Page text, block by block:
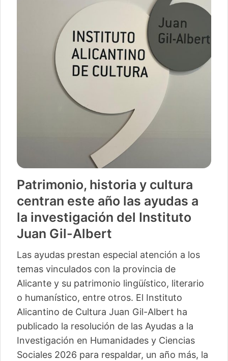
Patrimonio, historia y cultura
centran este año las ayudas a
la investigación del Instituto
Juan Gil-Albert
Las ayudas prestan especial atención a los
temas vinculados con la provincia de
Alicante y su patrimonio lingüístico, literario
o humanístico, entre otros. El Instituto
Alicantino de Cultura Juan Gil-Albert ha
publicado la resolución de las Ayudas a la
Investigación en Humanidades y Ciencias
Sociales 2026 para respaldar, un año más, la